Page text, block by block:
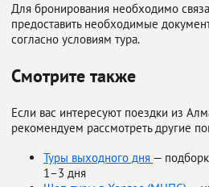
Для бронирования необходимо
предоставить необходимые
согласно условиям тура.
Смотрите также
Если вас интересуют поездки из
рекомендуем рассмотреть другие
Туры выходного дня —
1–3 дня